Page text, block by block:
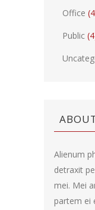
Office
Public
Alienum
detraxit
mei. Mei
partem ei